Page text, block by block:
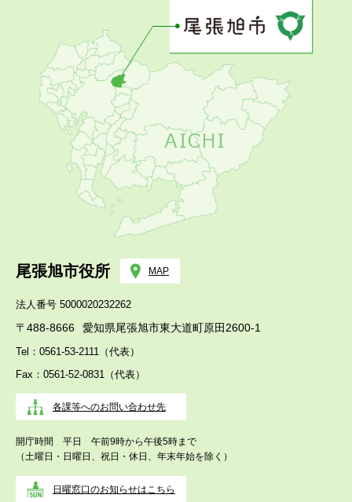
尾張旭市役所 MAP
法人番号 5000020232262
〒488-8666 愛知県尾張旭市東大道町原田2600-1
Tel：0561-53-2111（代表）
Fax：0561-52-0831（代表）
各課等へのお問い合わせ先
開庁時間 平日 午前9時から午後5時まで
（土曜日・日曜日、祝日・休日、年末年始を除く）
日曜窓口のお知らせはこちら